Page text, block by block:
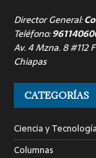
Director General:
Teléfono:
Av. 4 Mzna. 8 #112
Chiapas
CATEGORÍAS
Ciencia y Tecnología
Columnas